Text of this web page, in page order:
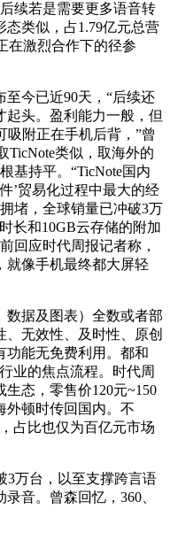
续若是需要更多语音转
类似，占1.79亿元总营
在激烈合作下的径参
今已近90天，“后续还
起头。盈利能力一般，但
吸附正在手机后背，”曾
TicNote类似，取海外的
基持平。“TicNote国内
’贸易化过程中最大的经
堵，全球销量已冲破3万
长和10GB云存储的附加
回应时代周报记者称，
就像手机最终都大屏轻
据及图表）全数或者部
无效性、及时性、原创
功能无免费利用。都和
业的焦点流程。时代周
态，零售价120元~150
外顿时传回国内。不
占比也仅为百亿元市场
万台，以至支撑跨言语
音。曾森回忆，360、